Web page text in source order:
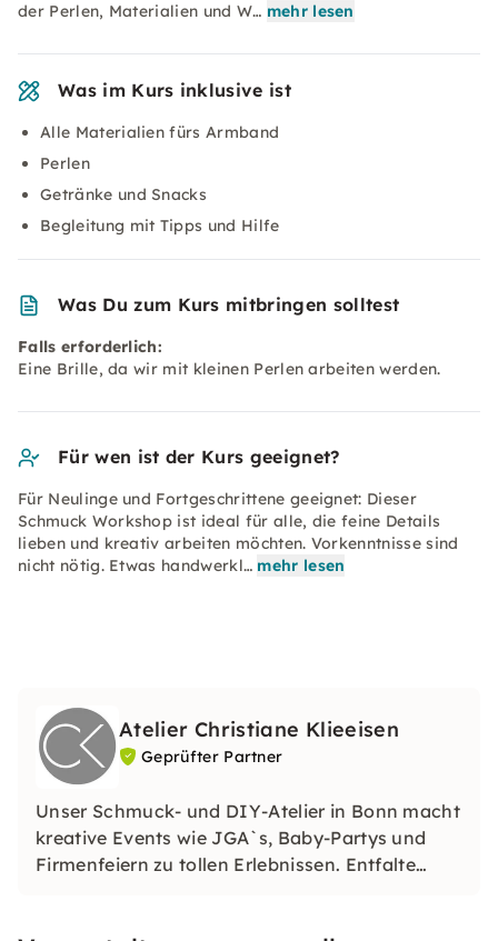
der Perlen, Materialien und W… mehr lesen
Was im Kurs inklusive ist
Alle Materialien fürs Armband
Perlen
Getränke und Snacks
Begleitung mit Tipps und Hilfe
Was Du zum Kurs mitbringen solltest
Falls erforderlich:
Eine Brille, da wir mit kleinen Perlen arbeiten werden.
Für wen ist der Kurs geeignet?
Für Neulinge und Fortgeschrittene geeignet: Dieser
Schmuck Workshop ist ideal für alle, die feine Details
lieben und kreativ arbeiten möchten. Vorkenntnisse sind
nicht nötig. Etwas handwerkl… mehr lesen
Atelier Christiane Klieeisen
Geprüfter Partner
Unser Schmuck- und DIY-Atelier in Bonn macht
kreative Events wie JGA`s, Baby-Partys und
Firmenfeiern zu tollen Erlebnissen. Entfalte